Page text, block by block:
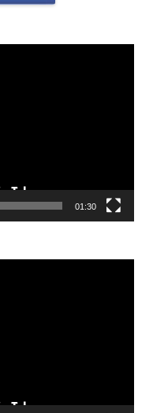
01:30